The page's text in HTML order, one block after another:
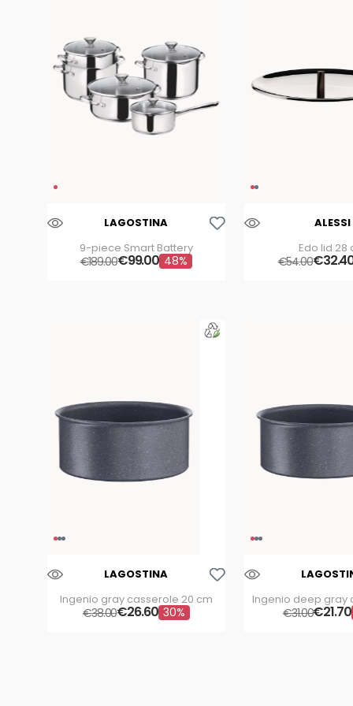
LAGOSTINA
9-piece Smart Battery
€189.00€99.00 48%
ALESSI
Edo lid 28
€54.00€32.
LAGOSTINA
Ingenio gray casserole 20 cm
€38.00€26.60 30%
Ingenio deep gray
cm
€31.00€21.70